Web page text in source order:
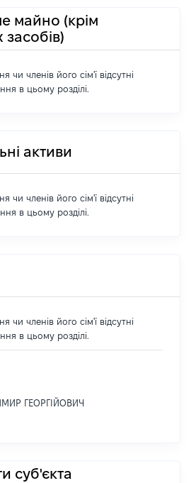
майно (крім
чи членів його сім'ї відсутні
в цьому розділі.
активи
чи членів його сім'ї відсутні
в цьому розділі.
чи членів його сім'ї відсутні
в цьому розділі.
ГЕОРГІЙОВИЧ
суб'єкта